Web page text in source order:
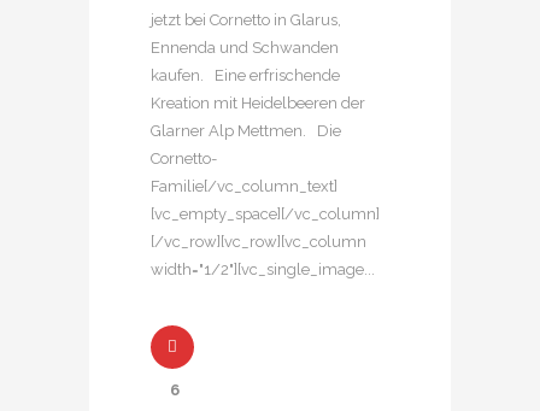
jetzt bei Cornetto in Glarus,
Ennenda und Schwanden
kaufen. Eine erfrischende
Kreation mit Heidelbeeren der
Glarner Alp Mettmen. Die
Cornetto-
Familie[/vc_column_text]
[vc_empty_space][/vc_column]
[/vc_row][vc_row][vc_column
width="1/2"][vc_single_image...
6